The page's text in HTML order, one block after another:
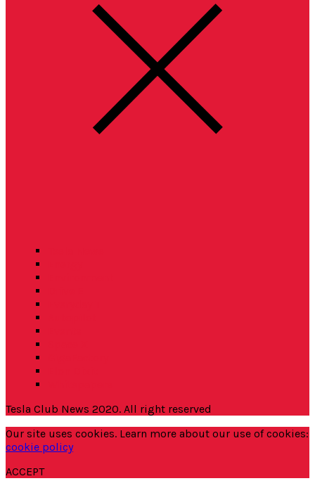
Tesla Club News 2020. All right reserved
Our site uses cookies. Learn more about our use of cookies:
cookie policy
ACCEPT